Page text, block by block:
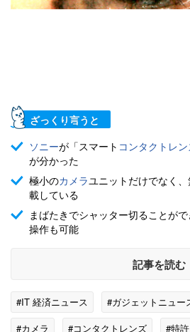
ざっくり言うと
ソニーが「スマート コンタクトレ
が分かった
極小のカメラユニットだけでなく
載している
まばたきでシャッター切ることが
操作も可能
記事を読む
#IT 経済ニュース #ガジェットニュー
#カメラ
#コンタクトレンズ #特許